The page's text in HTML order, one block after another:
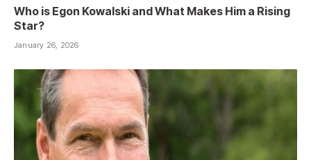
Who is Egon Kowalski and What Makes Him a Rising
Star?
January 26, 2026